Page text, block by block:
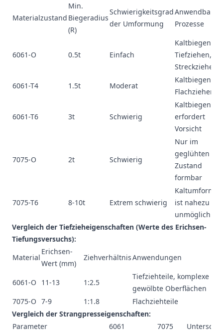
Materialzustand
Min.
Biegeradius
(R)
Schwierigkeitsgrad
der Umformung
Anwendbare
Prozesse
6061-O 0.5t Einfach
Kaltbiegen,
Tiefziehen,
Streckziehen
6061-T4
1.5t Moderat
Kaltbiegen,
Flachziehen
6061-T6 3t Schwierig
Kaltbiegen
erfordert
Vorsicht
7075-O 2t Schwierig
Nur im
geglühten
Zustand
formbar
7075-T6 8-10t Extrem schwierig
ist nahezu
unmöglich
Vergleich der Tiefzieheigenschaften (Werte des Erichsen-
Tiefungsversuchs):
Material
Erichsen-
Wert (mm)
ZiehverhältnisAnwendungen
6061-O 11-13 1:2.5
Tiefziehteile, komplexe
gewölbte Oberflächen
7075-O 7-9 1:1.8
Flachziehteile
Vergleich der Strangpresseigenschaften:
Parameter
6061 7075